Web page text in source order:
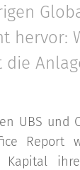
hervor:
UBS und
Report